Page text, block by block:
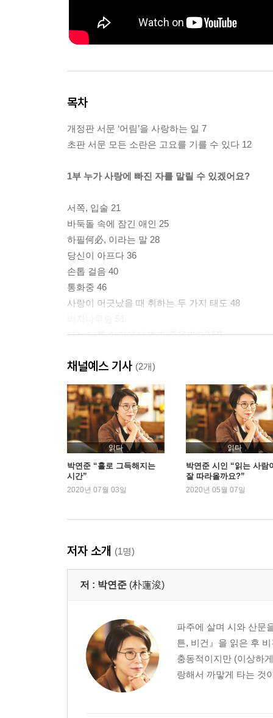
목차
개정판 서문 ‘어림’을 사랑하는 일 7
초판 서문 모든 소란은 고요를 기를 수 있다 12
1부 누가 사랑에 빠진 자를 말릴 수 있겠어요?
서쪽, 입술 21
바둑돌 속에 잠긴 애인 25
하필何必, 이라는 말 28
당신이 아프다 36
손톱 걸음 40
통화중 46
사랑이 어긋났을 때 취하는 두 가지 태도 48
나는 나를 어디에서 빨면 좋을까요? 58
2부 나는 안녕한지, 잘 지내는지
첫, 75
서른 78
겨울 바다, 껍질 82
그보다 나는 안녕한지 88
뱀같이 꼬인 인생일지라도 91
바보 이반을 사랑하는 마음으로 94
사과는 맛있어 109
오후 4시를 기보記譜함 112
모란 일기―토지문화관에서 116
3부 시는 가만히 ‘있다’
당신의 부러진 안경다리 125
똥을 두고 온 적도, 두고 온 똥이 된 적도 있다 128
글쓰기의 두려움 134
채널예스 기사 (2개)
읽다
박연준 “홀로 그득해지는
시간”
2020년 07월 03일
읽다
박연준 시인 “읽는 사람
잘 따라올까요?”
2020년 05월 07일
저자 소개 (1명)
저 : 박연준 (朴蓮浚)
파주에 살며 시와 산문
튼, 비건』을 읽은 후
충동적이지만 (이상하
랑해서 까맣게 타는 것